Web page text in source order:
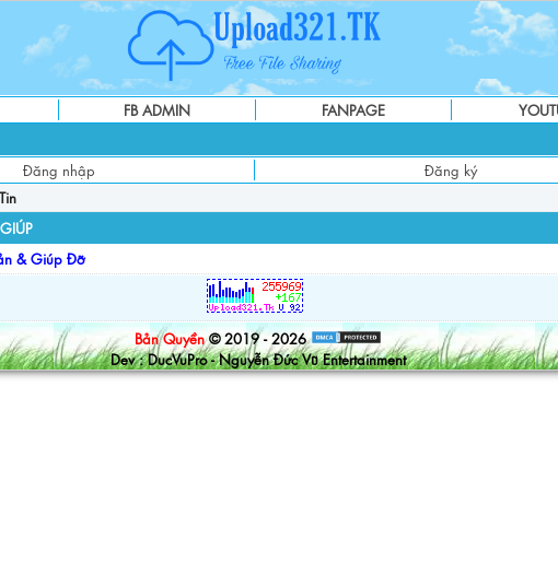
FB ADMIN FANPAGE
Đăng nhập
Đăng ký
& Giúp Đỡ
Bản Quyền © 2019 - 2026
Dev : DucVuPro - Nguyễn Đức Vũ Entertainment